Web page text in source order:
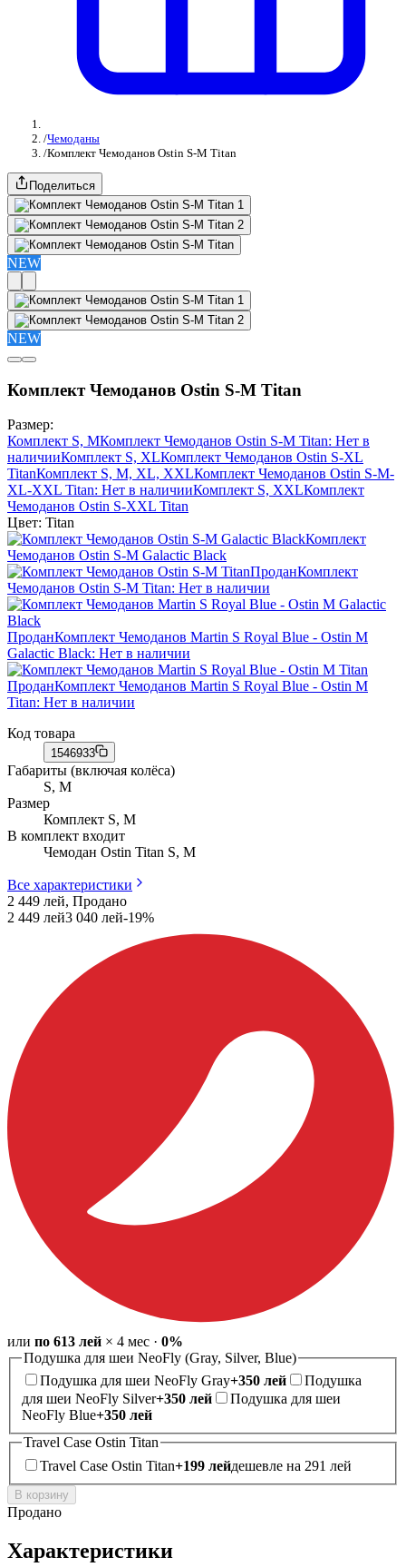
/Чемоданы
/Комплект Чемоданов Ostin S-M Titan
Поделиться
NEW
NEW
Комплект Чемоданов Ostin S-M Titan
Размер:
Комплект S, MКомплект Чемоданов Ostin S-M Titan: Нет в
наличииКомплект S, XLКомплект Чемоданов Ostin S-XL
TitanКомплект S, M, XL, XXLКомплект Чемоданов Ostin S-M-
XL-XXL Titan: Нет в наличииКомплект S, XXLКомплект
Чемоданов Ostin S-XXL Titan
Цвет: Titan
Комплект
Чемоданов Ostin S-M Galactic Black
ПроданКомплект
Чемоданов Ostin S-M Titan: Нет в наличии
ПроданКомплект Чемоданов Martin S Royal Blue - Ostin M
Galactic Black: Нет в наличии
ПроданКомплект Чемоданов Martin S Royal Blue - Ostin M
Titan: Нет в наличии
Код товара
1546933
Габариты (включая колёса)
S, M
Размер
Комплект S, M
В комплект входит
Чемодан Ostin Titan S, M
Все характеристики
2 449 лей, Продано
2 449 лей3 040 лей-19%
или по 613 лей × 4 мес · 0%
Подушка для шеи NeoFly (Gray, Silver, Blue)
Подушка для шеи NeoFly Gray+350 лей
Подушка
для шеи NeoFly Silver+350 лей
Подушка для шеи
NeoFly Blue+350 лей
Travel Case Ostin Titan
Travel Case Ostin Titan+199 лейдешевле на 291 лей
В корзину
Продано
Характеристики